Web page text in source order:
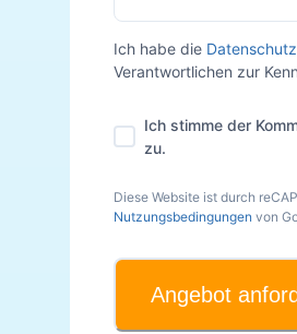
Ich habe die
Verantwortlichen zur
Ich stimme der
zu.
Diese Website ist durch
Nutzungsbedingungen von
Angebot